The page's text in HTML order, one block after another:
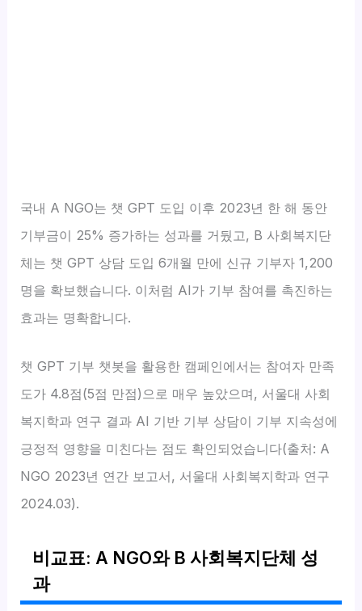
국내 A NGO는 챗 GPT 도입 이후 2023년 한 해 동안
기부금이 25% 증가하는 성과를 거뒀고, B 사회복지단
체는 챗 GPT 상담 도입 6개월 만에 신규 기부자 1,200
명을 확보했습니다. 이처럼 AI가 기부 참여를 촉진하는
효과는 명확합니다.
챗 GPT 기부 챗봇을 활용한 캠페인에서는 참여자 만족
도가 4.8점(5점 만점)으로 매우 높았으며, 서울대 사회
복지학과 연구 결과 AI 기반 기부 상담이 기부 지속성에
긍정적 영향을 미친다는 점도 확인되었습니다(출처: A
NGO 2023년 연간 보고서, 서울대 사회복지학과 연구
2024.03).
비교표: A NGO와 B 사회복지단체 성
과